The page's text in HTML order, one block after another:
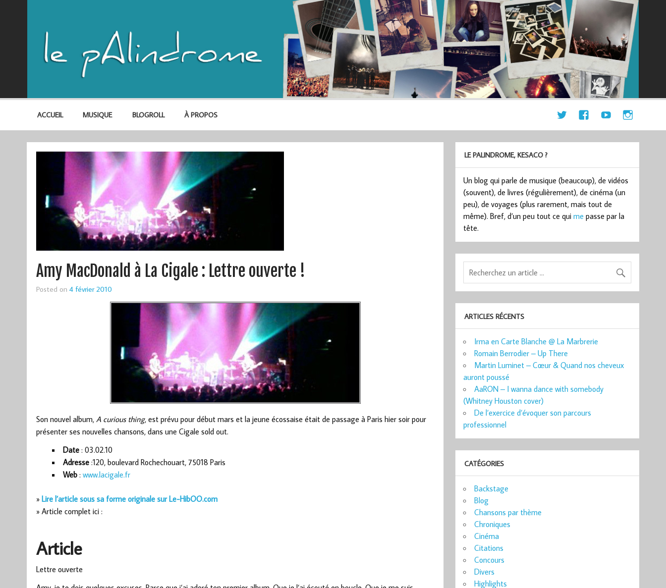
ACCUEIL MUSIQUE BLOGROLL À PROPOS
Amy MacDonald à La Cigale : Lettre ouverte !
Posted on 4 février 2010
Son nouvel album, A curious thing, est prévu pour début mars et la jeune écossaise était de passage à Paris hier soir pour
présenter ses nouvelles chansons, dans une Cigale sold out.
Date: 03.02.10
Adresse:120, boulevard Rochechouart, 75018 Paris
Web: www.lacigale.fr
» Lire l’article sous sa forme originale sur Le-HibOO.com
» Article complet ici :
Article
Lettre ouverte
LE PALINDROME, KESACO ?
Un blog qui parle de musique (beaucoup), de vidéos
(souvent), de livres (régulièrement), de cinéma (un
peu), de voyages (plus rarement, mais tout de
même). Bref, d’un peu tout ce quime passe par la
tête.
ARTICLES RÉCENTS
Irma en Carte Blanche @ La Marbrerie
Romain Berrodier – Up There
Martin Luminet – Cœur & Quand nos cheveux
auront poussé
AaRON – I wanna dance with somebody
(Whitney Houston cover)
De l’exercice d’évoquer son parcours
professionnel
CATÉGORIES
Backstage
Blog
Chansons par thème
Chroniques
Cinéma
Citations
Concours
Divers
Highlights